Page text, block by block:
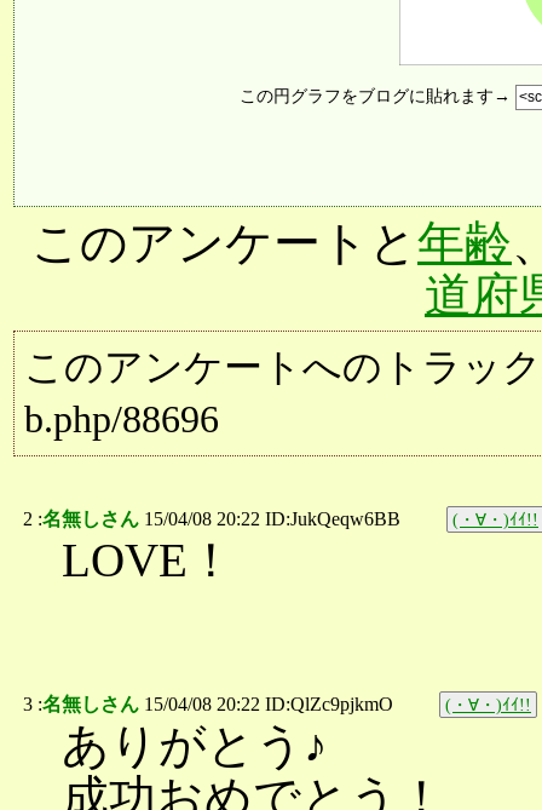
この円グラフをブログに貼れます→
このアンケートと 年齢
道府
このアンケートへのトラッ
b.php/88696
2 :名無しさん 15/04/08 20:22 ID:JukQeqw6BB (・∀・)ｲｲ!!
LOVE！
3 :名無しさん 15/04/08 20:22 ID:QlZc9pjkmO (・∀・)ｲｲ!!
ありがとう♪
成功おめでとう！